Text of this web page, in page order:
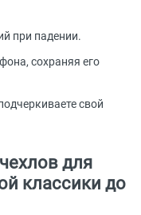
при падении.
сохраняя его
свой
для
классики до